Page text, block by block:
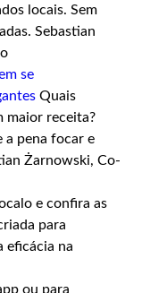
locais. Sem
Sebastian
se
Quais
maior receita?
a pena focar e
Żarnowski, Co-
e confira as
para
eficácia na
ou para